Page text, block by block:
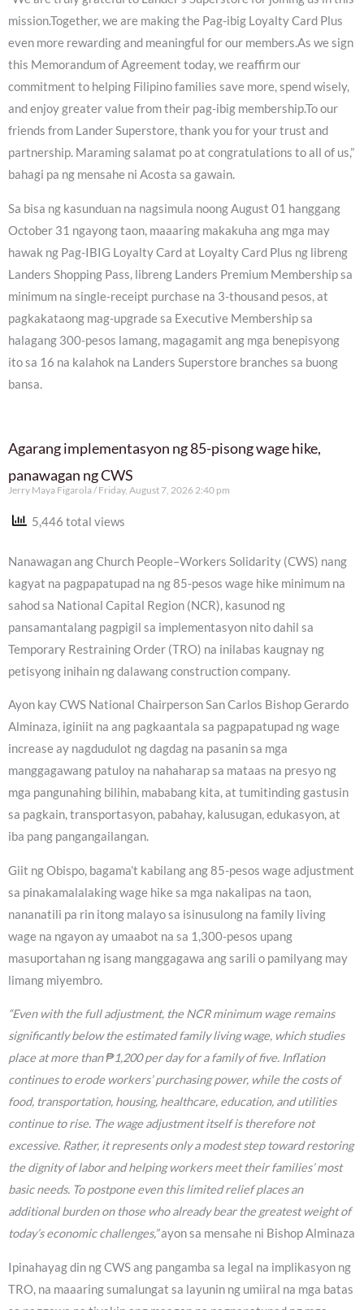
mission.Together, we are making the Pag-ibig Loyalty Card Plus
even more rewarding and meaningful for our members.As we sign
this Memorandum of Agreement today, we reaffirm our
commitment to helping Filipino families save more, spend wisely,
and enjoy greater value from their pag-ibig membership.To our
friends from Lander Superstore, thank you for your trust and
partnership. Maraming salamat po at congratulations to all of us,”
bahagi pa ng mensahe ni Acosta sa gawain.
Sa bisa ng kasunduan na nagsimula noong August 01 hanggang
October 31 ngayong taon, maaaring makakuha ang mga may
hawak ng Pag-IBIG Loyalty Card at Loyalty Card Plus ng libreng
Landers Shopping Pass, libreng Landers Premium Membership sa
minimum na single-receipt purchase na 3-thousand pesos, at
pagkakataong mag-upgrade sa Executive Membership sa
halagang 300-pesos lamang, magagamit ang mga benepisyong
ito sa 16 na kalahok na Landers Superstore branches sa buong
bansa.
Agarang implementasyon ng 85-pisong wage hike,
panawagan ng CWS
Jerry Maya Figarola Friday, August 7, 2026 2:40 pm
5,446 total views
Nanawagan ang Church People–Workers Solidarity (CWS) nang
kagyat na pagpapatupad na ng 85-pesos wage hike minimum na
sahod sa National Capital Region (NCR), kasunod ng
pansamantalang pagpigil sa implementasyon nito dahil sa
Temporary Restraining Order (TRO) na inilabas kaugnay ng
petisyong inihain ng dalawang construction company.
Ayon kay CWS National Chairperson San Carlos Bishop Gerardo
Alminaza, iginiit na ang pagkaantala sa pagpapatupad ng wage
increase ay nagdudulot ng dagdag na pasanin sa mga
manggagawang patuloy na nahaharap sa mataas na presyo ng
mga pangunahing bilihin, mababang kita, at tumitinding gastusin
sa pagkain, transportasyon, pabahay, kalusugan, edukasyon, at
iba pang pangangailangan.
Giit ng Obispo, bagama’t kabilang ang 85-pesos wage adjustment
sa pinakamalalaking wage hike sa mga nakalipas na taon,
nananatili pa rin itong malayo sa isinusulong na family living
wage na ngayon ay umaabot na sa 1,300-pesos upang
masuportahan ng isang manggagawa ang sarili o pamilyang may
limang miyembro.
“Even with the full adjustment, the NCR minimum wage remains
significantly below the estimated family living wage, which studies
place at more than ₱1,200 per day for a family of five. Inflation
continues to erode workers’ purchasing power, while the costs of
food, transportation, housing, healthcare, education, and utilities
continue to rise. The wage adjustment itself is therefore not
excessive. Rather, it represents only a modest step toward restoring
the dignity of labor and helping workers meet their families’ most
basic needs. To postpone even this limited relief places an
additional burden on those who already bear the greatest weight of
today’s economic challenges,”ayon sa mensahe ni Bishop Alminaza
Ipinahayag din ng CWS ang pangamba sa legal na implikasyon ng
TRO, na maaaring sumalungat sa layunin ng umiiral na mga batas